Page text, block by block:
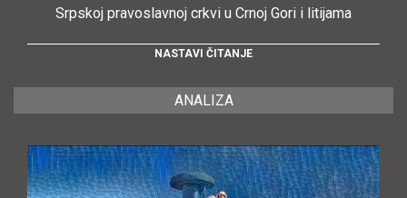
Srpskoj pravoslavnoj crkvi u Crnoj Gori i litijama
NASTAVI ČITANJE
ANALIZA